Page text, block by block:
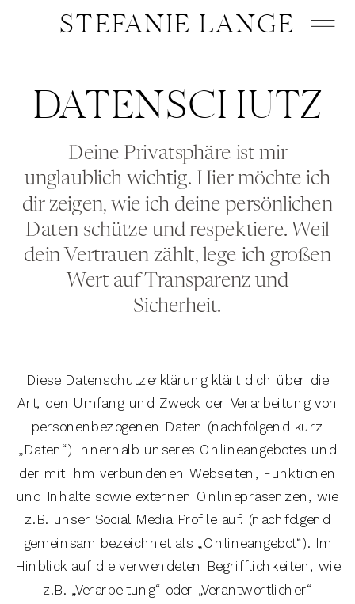
STEFANIE LANGE
Deine Privatsphäre ist mir
unglaublich wichtig. Hier möchte ich
dir zeigen, wie ich deine persönlichen
Daten schütze und respektiere. Weil
dein Vertrauen zählt, lege ich großen
Wert auf Transparenz und
Sicherheit.
DATENSCHUTZ
Diese Datenschutzerklärung klärt dich über die
Art, den Umfang und Zweck der Verarbeitung von
personenbezogenen Daten (nachfolgend kurz
„Daten“) innerhalb unseres Onlineangebotes und
der mit ihm verbundenen Webseiten, Funktionen
und Inhalte sowie externen Onlinepräsenzen, wie
z.B. unser Social Media Profile auf. (nachfolgend
gemeinsam bezeichnet als „Onlineangebot“). Im
Hinblick auf die verwendeten Begrifflichkeiten, wie
z.B. „Verarbeitung“ oder „Verantwortlicher“